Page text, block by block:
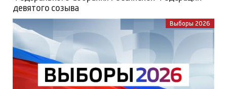
девятого созыва
Выборы 2026